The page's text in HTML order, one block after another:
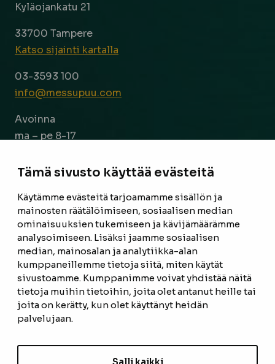
Tämä sivusto käyttää evästeitä
Käytämme evästeitä tarjoamamme sisällön ja
mainosten räätälöimiseen, sosiaalisen median
ominaisuuksien tukemiseen ja kävijämäärämme
analysoimiseen. Lisäksi jaamme sosiaalisen
median, mainosalan ja analytiikka-alan
kumppaneillemme tietoja siitä, miten käytät
sivustoamme. Kumppanimme voivat yhdistää näitä
tietoja muihin tietoihin, joita olet antanut heille tai
joita on kerätty, kun olet käyttänyt heidän
palvelujaan.
Kyläojankatu 21
33700 Tampere
Katso sijainti kartalla
03-3593 100
info@messupuu.com
Avoinna
ma – pe 8-17
ETUSIVU
TUOTTEET
REFERENSSIT
OTA YHTEYTTÄ
TIETOSUOJASELOSTE